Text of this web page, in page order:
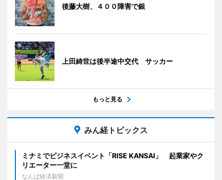
後藤大樹、４００障害で銀
上田綺世は後半途中交代 サッカー
もっと見る
みん経トピックス
ミナミでビジネスイベント「RISE KANSAI」 起業家やク
リエーター一堂に
なんば経済新聞